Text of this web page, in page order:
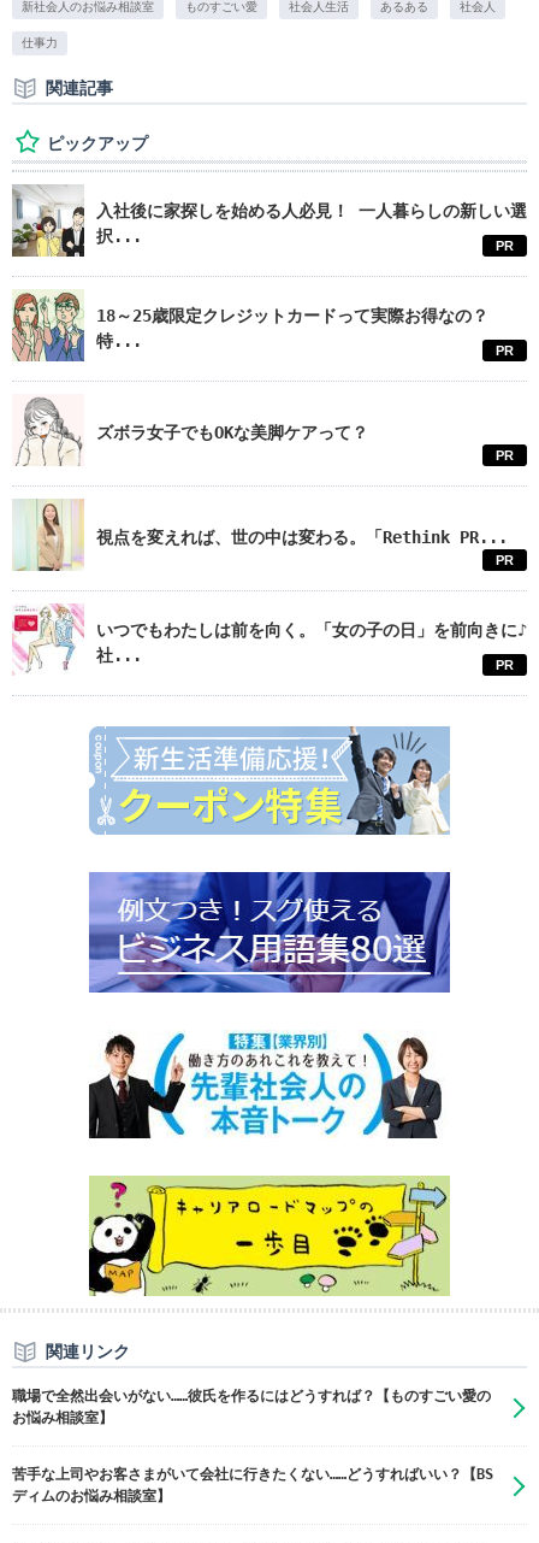
新社会人のお悩み相談室 ものすごい愛 社会人生活 あるある 社会人
仕事力
関連記事
ピックアップ
入社後に家探しを始める人必見！ 一人暮らしの新しい選
択...
PR
18～25歳限定クレジットカードって実際お得なの？
特...
PR
ズボラ女子でもOKな美脚ケアって？
PR
視点を変えれば、世の中は変わる。「Rethink PR...
PR
いつでもわたしは前を向く。「女の子の日」を前向きに♪
社...
PR
関連リンク
職場で全然出会いがない……彼氏を作るにはどうすれば？【ものすごい愛の
お悩み相談室】
苦手な上司やお客さまがいて会社に行きたくない……どうすればいい？【BS
ディムのお悩み相談室】